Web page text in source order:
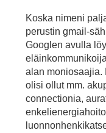
Koska nimeni
perustin gmail-
Googlen avulla
alan moniosaajia.
olisi ollut mm.
connectionia,